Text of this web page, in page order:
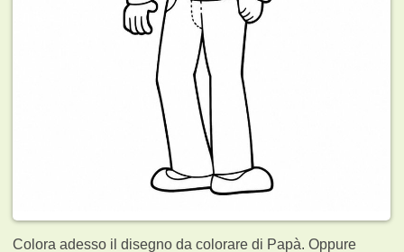
Colora adesso il disegno da colorare di Papà. Oppure